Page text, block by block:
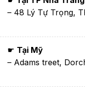
– 48 Lý Tự Trọng,
☛ Tại Mỹ
– Adams treet,